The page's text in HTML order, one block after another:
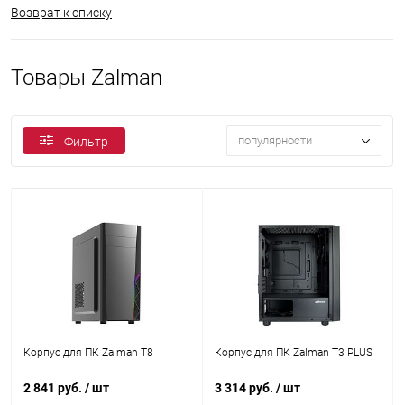
Возврат к списку
Товары Zalman
Фильтр популярности
Корпус для ПК Zalman T8
2 841 руб. / шт
Корпус для ПК Zalman T3 PLUS
3 314 руб. / шт